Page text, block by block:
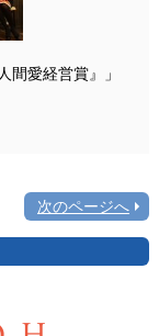
間愛経営賞』」
次のページへ